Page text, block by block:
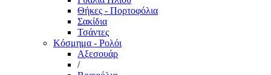
Θήκες - Πορτοφόλια
Σακίδια
Τσάντες
Κόσμημα - Ρολόι
Αξεσουάρ
/